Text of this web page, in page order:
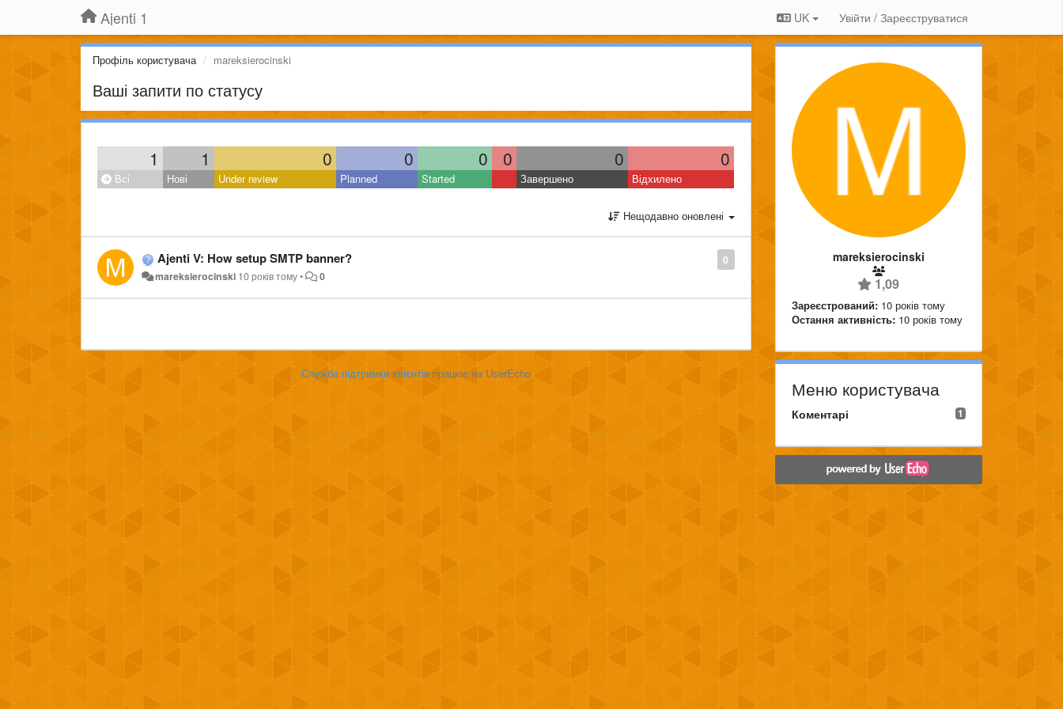
Ajenti 1 UK Увійти / Зареєструватися
Профіль користувача mareksierocinski
Ваші запити по статусу
1 1 0 0 0 0 0 0
Всі Нові Under review Planned Started Завершено Відхилено
Нещодавно оновлені
0
Ajenti V: How setup SMTP banner?
mareksierocinski 10 років тому• 0
Служба підтримки клієнтівпрацює на UserEcho
mareksierocinski
1,09
Зареєстрований: 10 років тому
Остання активність: 10 років тому
Меню користувача
1
Коментарі